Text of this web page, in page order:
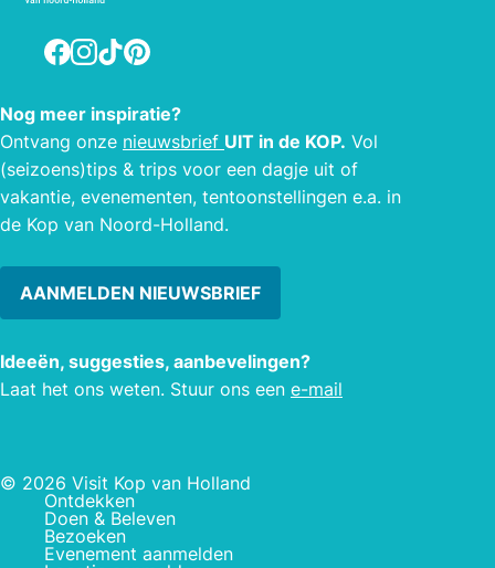
Facebook
Instagram
TikTokPinterest
Nog meer inspiratie?
Ontvang onze nieuwsbrief UIT in de KOP. Vol
(seizoens)tips & trips voor een dagje uit of
vakantie, evenementen, tentoonstellingen e.a. in
de Kop van Noord-Holland.
AANMELDEN NIEUWSBRIEF
Ideeën, suggesties, aanbevelingen?
Laat het ons weten. Stuur ons een e-mail
© 2026 Visit Kop van Holland
Ontdekken
Doen & Beleven
Bezoeken
Evenement aanmelden